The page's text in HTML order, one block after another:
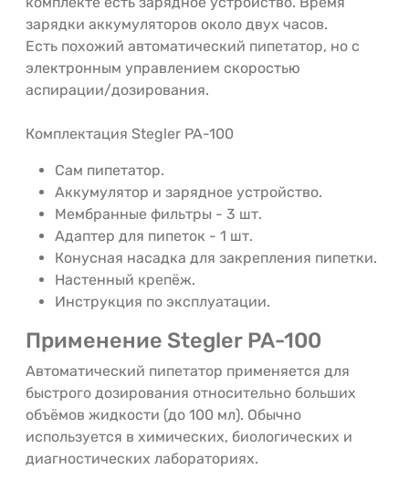
зарядки аккумуляторов около двух часов.
Есть похожий автоматический пипетатор, но с
электронным управлением скоростью
аспирации/дозирования.
Комплектация Stegler PA-100
Сам пипетатор.
Аккумулятор и зарядное устройство.
Мембранные фильтры - 3 шт.
Адаптер для пипеток - 1 шт.
Конусная насадка для закрепления пипетки.
Настенный крепёж.
Инструкция по эксплуатации.
Применение Stegler PA-100
Автоматический пипетатор применяется для
быстрого дозирования относительно больших
объёмов жидкости (до 100 мл). Обычно
используется в химических, биологических и
диагностических лабораториях.